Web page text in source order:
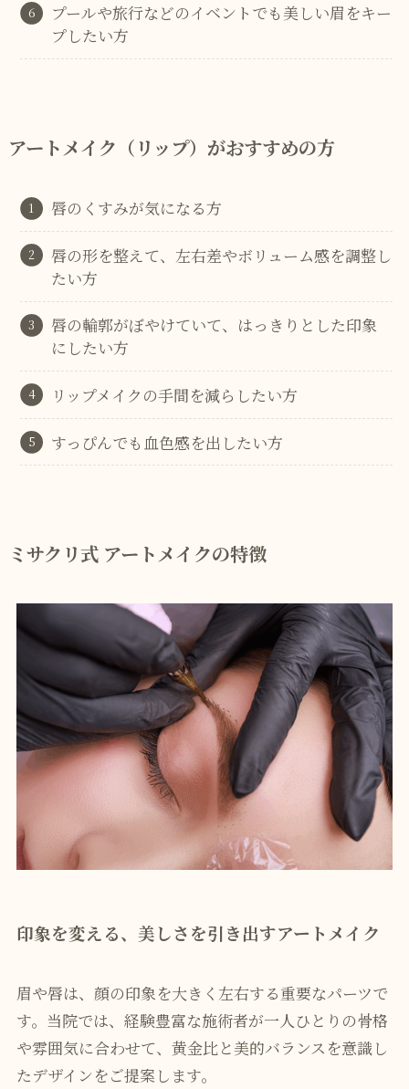
プールや旅行などのイベントでも美しい眉をキー
プしたい方
アートメイク（リップ）がおすすめの方
唇のくすみが気になる方
唇の形を整えて、左右差やボリューム感を調整し
たい方
唇の輪郭がぼやけていて、はっきりとした印象
にしたい方
リップメイクの手間を減らしたい方
すっぴんでも血色感を出したい方
ミサクリ式 アートメイクの特徴
印象を変える、美しさを引き出すアートメイク
眉や唇は、顔の印象を大きく左右する重要なパーツで
す。当院では、経験豊富な施術者が一人ひとりの骨格
や雰囲気に合わせて、黄金比と美的バランスを意識し
たデザインをご提案します。